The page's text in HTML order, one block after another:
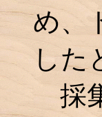
め、
した
採集